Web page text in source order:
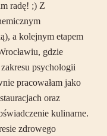
radę! ;) Z
a kolejnym etapem
gdzie
zakresu psychologii
pracowałam jako
oraz
kulinarne.
zdrowego